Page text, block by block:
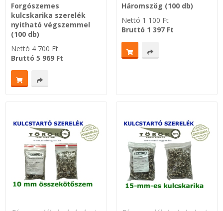
O-GYŰRŰ
SZORTÍROZÓ DOBOZ-KÉSZLET
KÖTÖZŐK-JELÖLŐK-IRATTARTÓK
Forgószemes
kulcskarika szerelék
nyitható végszemmel
(100 db)
Nettó 4 700 Ft
Bruttó5 969 Ft
Háromszög (100 db)
Nettó 1 100 Ft
Bruttó 1 397Ft